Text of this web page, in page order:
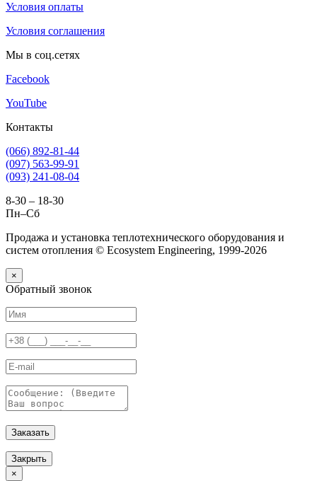
Условия оплаты
Условия соглашения
Мы в соц.сетях
Facebook
YouTube
Контакты
(066) 892-81-44
(097) 563-99-91
(093) 241-08-04
8-30 – 18-30
Пн–Сб
Продажа и установка теплотехнического оборудования и
систем отопления © Ecosystem Engineering, 1999-2026
×
Обратный звонок
Заказать
Закрыть
×